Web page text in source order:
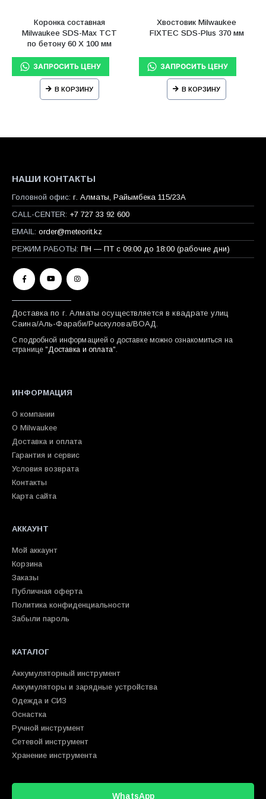
Коронка составная
Milwaukee SDS-Max ТСТ
по бетону 60 X 100 мм
В КОРЗИНУ
Хвостовик Milwaukee
FIXTEC SDS-Plus 370 мм
В КОРЗИНУ
НАШИ КОНТАКТЫ
Головной офис: г. Алматы, Райымбека 115/23A
CALL-CENTER: +7 727 33 92 600
EMAIL: order@meteorit.kz
РЕЖИМ РАБОТЫ: ПН — ПТ с 09:00 до 18:00 (рабочие дни)
Доставка по г. Алматы осуществляется в квадрате улиц
Саина/Аль-Фараби/Рыскулова/ВОАД.
С подробной информацией о доставке можно ознакомиться на
странице " Доставка и оплата".
ИНФОРМАЦИЯ
О компании
О Milwaukee
Доставка и оплата
Гарантия и сервис
Условия возврата
Контакты
Карта сайта
АККАУНТ
Мой аккаунт
Корзина
Заказы
Публичная оферта
Политика конфиденциальности
Забыли пароль
КАТАЛОГ
Аккумуляторный инструмент
Аккумуляторы и зарядные устройства
Одежда и СИЗ
Оснастка
Ручной инструмент
Сетевой инструмент
Хранение инструмента
WhatsApp